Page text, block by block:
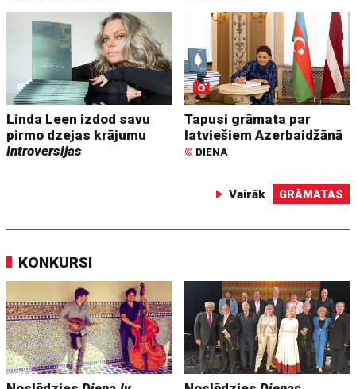
Linda Leen izdod savu
pirmo dzejas krājumu
Introversijas
Tapusi grāmata par
latviešiem Azerbaidžānā
© DIENA
Vairāk GRĀMATAS
KONKURSI